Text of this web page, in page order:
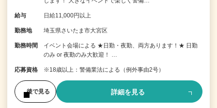
給与 日給11,000円以上
勤務地 埼玉県さいたま市大宮区
勤務時間
イベント会場による ★日勤・夜勤、両方あります！★ 日勤
のみ or 夜勤のみ大歓迎！ …
応募資格 ※18歳以上：警備業法による（例外事由2号）
後で見る 詳細を見る